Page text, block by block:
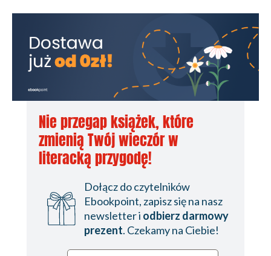
Nie przegap książek, które
zmienią Twój wieczór w
literacką przygodę!
Dołącz do czytelników
Ebookpoint, zapisz się na nasz
newsletter i odbierz darmowy
prezent. Czekamy na Ciebie!